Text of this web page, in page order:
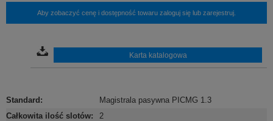
Aby zobaczyć cenę i dostępność towaru zaloguj się lub zarejestruj.
Karta katalogowa
Standard :
Magistrala pasywna PICMG 1.3
Całkowita ilość slotów:
2